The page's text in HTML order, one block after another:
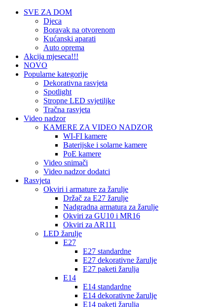
SVE ZA DOM
Djeca
Boravak na otvorenom
Kućanski aparati
Auto oprema
Akcija mjeseca!!!
NOVO
Popularne kategorije
Dekorativna rasvjeta
Spotlight
Stropne LED svjetiljke
Tračna rasvjeta
Video nadzor
KAMERE ZA VIDEO NADZOR
WI-FI kamere
Baterijske i solarne kamere
PoE kamere
Video snimači
Video nadzor dodatci
Rasvjeta
Okviri i armature za žarulje
Držač za E27 žarulje
Nadgradna armatura za žarulje
Okviri za GU10 i MR16
Okviri za AR111
LED žarulje
E27
E27 standardne
E27 dekorativne žarulje
E27 paketi žarulja
E14
E14 standardne
E14 dekorativne žarulje
E14 paketi žarulja